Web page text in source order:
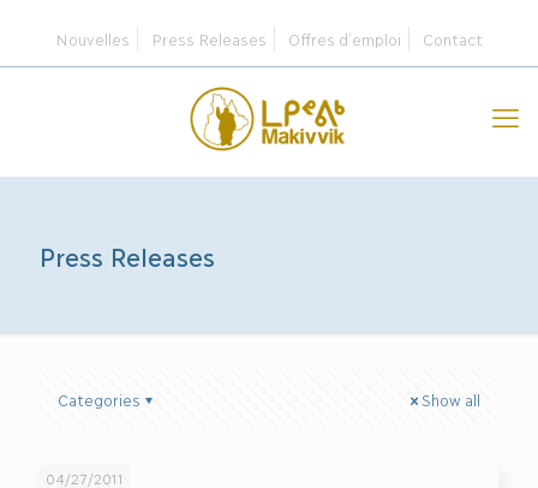
Nouvelles Press Releases Offres d’emploi Contact
Press Releases
Categories Show all
04/27/2011